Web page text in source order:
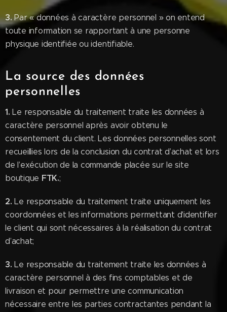
3.Par « données à caractère personnel » on entend
toute information se rapportant à une personne
physique identifiée ou identifiable.
La source des données
personnelles
1.Le responsable du traitement traite les données à
caractère personnel après avoir obtenu le
consentement du client. Les données personnelles sont
recueillies lors de la conclusion du contrat d’achat et lors
de l’exécution de la commande placée sur le site
boutique FTK.;
2. Le responsable du traitement traite uniquement les
coordonnées et les informations permettant d'identifier
le client qui sont nécessaires à la réalisation du contrat
d’achat;
3.Le responsable du traitement traite les données à
caractère personnel à des fins comptables et de
livraison et pour permettre une communication
nécessaire entre les parties contractantes pendant la